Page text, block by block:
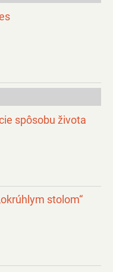
spôsobu života
stolom“